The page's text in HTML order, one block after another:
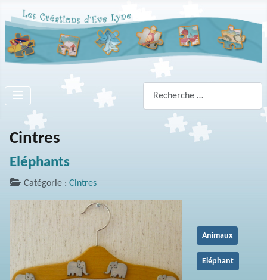
Cintres
Eléphants
Catégorie : Cintres
Animaux
Eléphant